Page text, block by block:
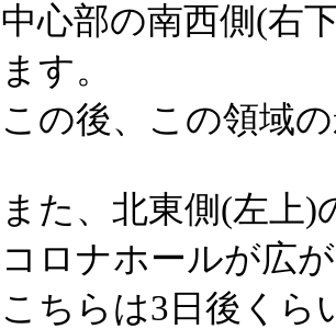
中心部の南西側(右
ます。
この後、この領域
また、北東側(左上
コロナホールが広
こちらは3日後くら